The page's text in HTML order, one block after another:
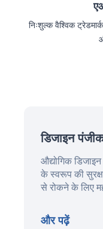
निःशुल्क वैश्विक
डिजाइन
औद्योगिक
के स्वरूप की
से रोकने के लिए
और पढ़ें